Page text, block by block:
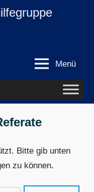
Menü
Bitte gib unten
zu können.